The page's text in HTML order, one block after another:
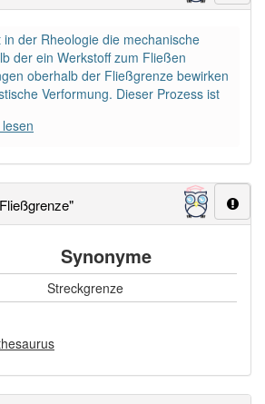
-fließgrenzeaber mit einem
die: 0
verwendet im Bereich
Nutzer haben den Artikel
der Rheologie die mechanische
der ein Werkstoff zum Fließen
oberhalb der Fließgrenze bewirken
Verformung. Dieser Prozess ist
Synonyme
Streckgrenze